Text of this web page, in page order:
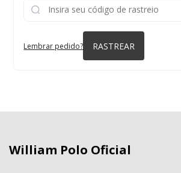
Lembrar pedido? RASTREAR
William Polo Oficial